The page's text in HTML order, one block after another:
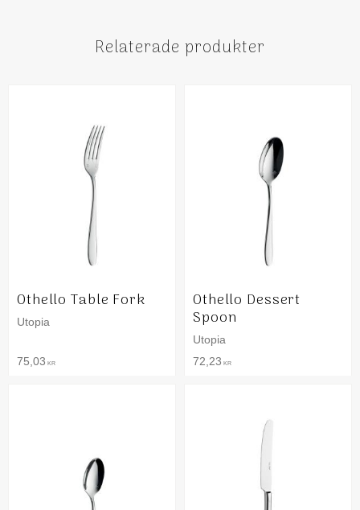
Relaterade produkter
Othello Table Fork
Utopia
75,03 KR
Othello Dessert
Spoon
Utopia
72,23 KR